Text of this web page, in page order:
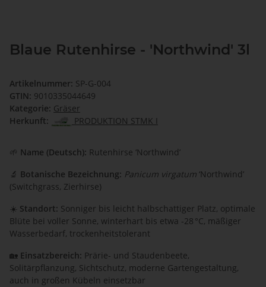
Blaue Rutenhirse - 'Northwind' 3l
Artikelnummer: SP-G-004
GTIN: 9010335044649
Kategorie: Gräser
Herkunft:
PRODUKTION STMK I
🌱 Name (Deutsch): Rutenhirse ‘Northwind’
🔬 Botanische Bezeichnung: Panicum virgatum ‘Northwind’
(Switchgrass, Zierhirse)
☀️ Standort: Sonniger bis leicht halbschattiger Platz, optimale
Blüte bei voller Sonne, winterhart bis etwa ‑28 °C, mäßiger
Wasserbedarf, trockenheitstolerant
🏡 Einsatzbereich: Prärie‑ und Staudenbeete,
Solitärpflanzung, Sichtschutz, moderne Gartengestaltung,
auch in großen Kübeln einsetzbar